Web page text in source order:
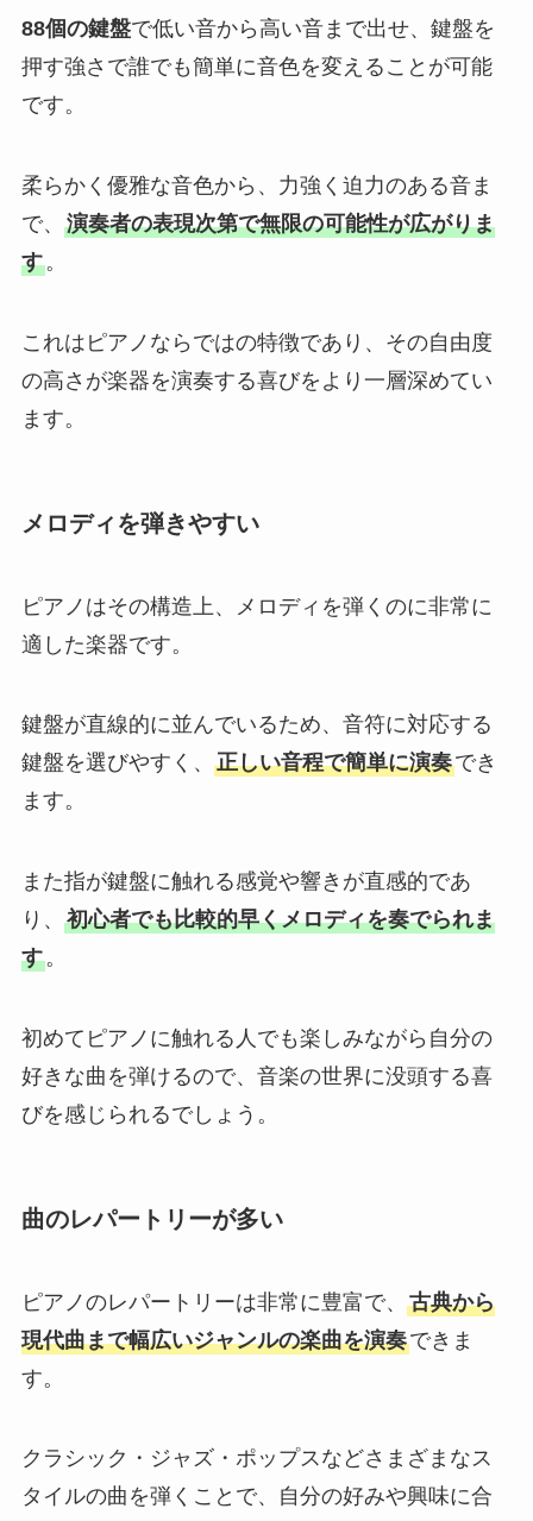
88個の鍵盤で低い音から高い音まで出せ、鍵盤を
押す強さで誰でも簡単に音色を変えることが可能
です。
柔らかく優雅な音色から、力強く迫力のある音ま
で、 演奏者の表現次第で無限の可能性が広がりま
す。
これはピアノならではの特徴であり、その自由度
の高さが楽器を演奏する喜びをより一層深めてい
ます。
メロディを弾きやすい
ピアノはその構造上、メロディを弾くのに非常に
適した楽器です。
鍵盤が直線的に並んでいるため、音符に対応する
鍵盤を選びやすく、 正しい音程で簡単に演奏でき
ます。
また指が鍵盤に触れる感覚や響きが直感的であ
り、 初心者でも比較的早くメロディを奏でられま
す。
初めてピアノに触れる人でも楽しみながら自分の
好きな曲を弾けるので、音楽の世界に没頭する喜
びを感じられるでしょう。
曲のレパートリーが多い
ピアノのレパートリーは非常に豊富で、 古典から
現代曲まで幅広いジャンルの楽曲を演奏できま
す。
クラシック・ジャズ・ポップスなどさまざまなス
タイルの曲を弾くことで、自分の好みや興味に合